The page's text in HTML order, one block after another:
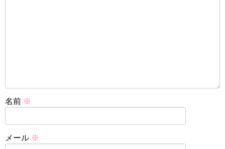
名前 ※
メール ※